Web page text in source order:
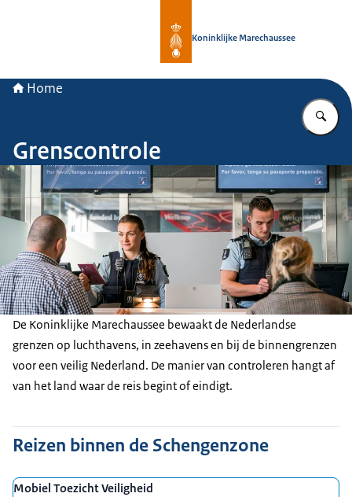
Koninklijke Marechaussee
Home
Grenscontrole
De Koninklijke Marechaussee bewaakt de Nederlandse
grenzen op luchthavens, in zeehavens en bij de binnengrenzen
voor een veilig Nederland. De manier van controleren hangt af
van het land waar de reis begint of eindigt.
Reizen binnen de Schengenzone
Mobiel Toezicht Veiligheid